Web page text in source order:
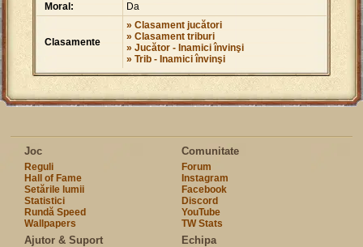
Moral: Da
Clasamente
» Clasament jucători
» Clasament triburi
» Jucător - Inamici învinşi
» Trib - Inamici învinşi
Joc
Reguli
Hall of Fame
Setările lumii
Statistici
Rundă Speed
Wallpapers
Comunitate
Forum
Instagram
Facebook
Discord
YouTube
TW Stats
Ajutor & Suport Echipa